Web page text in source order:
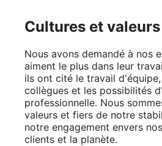
Cultures et valeurs
Nous avons demandé à nos
aiment le plus dans leur
ils ont cité le travail
collègues et les possibilités
professionnelle. Nous
valeurs et fiers de notre
notre engagement envers
clients et la planète.